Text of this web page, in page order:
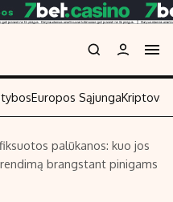
Skaitykite
Europos Sąjunga
palūkanos: kuo jos
brangstant pinigams